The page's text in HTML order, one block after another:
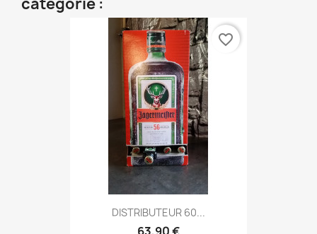
DISTRIBUTEUR 60...
favorite_border